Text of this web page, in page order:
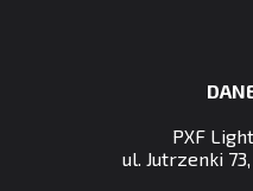
PXF
ul. Jutrzenki